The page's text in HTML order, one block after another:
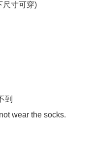
尺寸可穿)
到
wear the socks.